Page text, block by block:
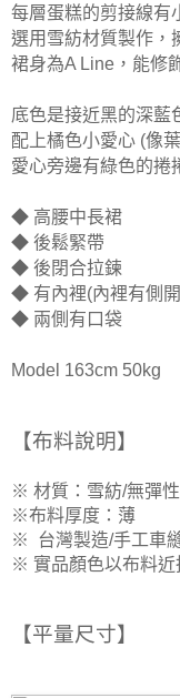
每層蛋糕的剪接線有
選用雪紡材質製作，
裙身為A Line，能修
底色是接近黑的深藍
配上橘色小愛心 (像
愛心旁邊有綠色的捲
◆ 高腰中長裙
◆ 後鬆緊帶
◆ 後閉合拉鍊
◆ 有內裡(內裡有側
◆ 兩側有口袋
Model 163cm 50kg
【布料說明】
※ 材質：雪紡/無彈性
※布料厚度：薄
※
台灣製造/手工車
※ 實品顏色以布料近
【平量尺寸】